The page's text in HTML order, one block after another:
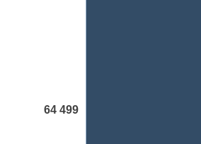
64 499